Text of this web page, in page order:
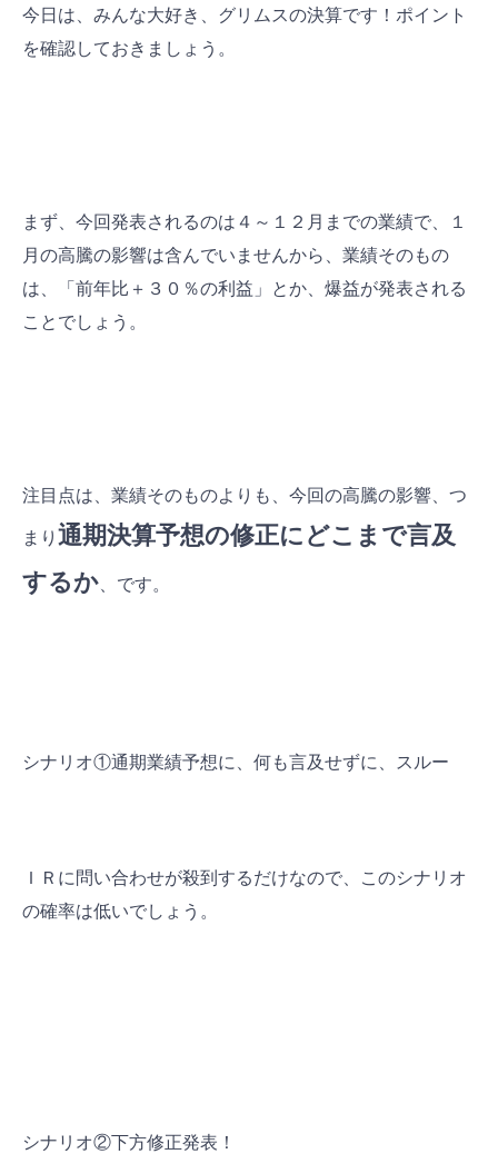
今日は、みんな大好き、グリムスの決算です！ポイント
を確認しておきましょう。
まず、今回発表されるのは４～１２月までの業績で、１
月の高騰の影響は含んでいませんから、業績そのもの
は、「前年比＋３０％の利益」とか、爆益が発表される
ことでしょう。
注目点は、業績そのものよりも、今回の高騰の影響、つ
まり 通期決算予想の修正にどこまで言及
するか 、です。
シナリオ①通期業績予想に、何も言及せずに、スルー
ＩＲに問い合わせが殺到するだけなので、このシナリオ
の確率は低いでしょう。
シナリオ②下方修正発表！